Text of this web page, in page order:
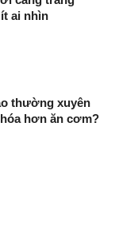
ai nhìn
thường xuyên
hơn ăn cơm?